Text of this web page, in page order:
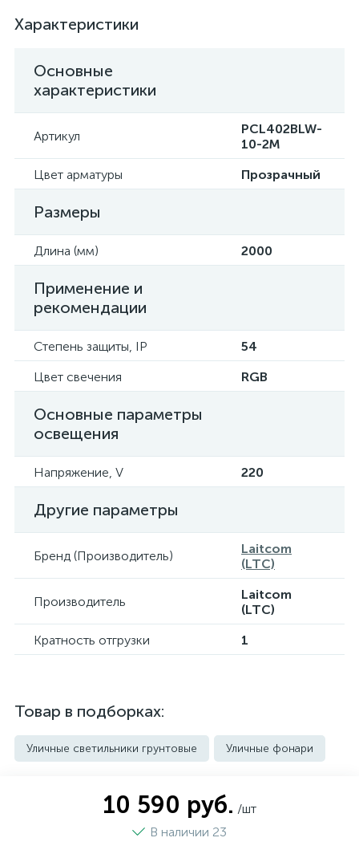
Характеристики
Основные
характеристики
Артикул
PCL402BLW-
10-2M
Цвет арматуры
Прозрачный
Размеры
Длина (мм) 2000
Применение и
рекомендации
Степень защиты, IP
54
Цвет свечения
RGB
Основные параметры
освещения
Напряжение, V 220
Другие параметры
Бренд (Производитель)
Laitcom
(LTC)
Производитель
Laitcom
(LTC)
Кратность отгрузки
1
Товар в подборках:
Уличные светильники грунтовые Уличные фонари
10 590 руб. /шт
В наличии 23